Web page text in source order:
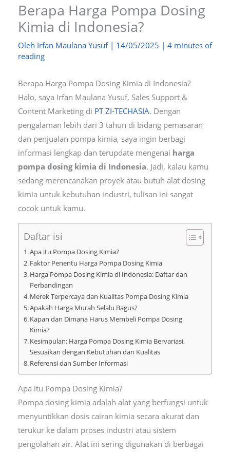
Berapa Harga Pompa Dosing
Kimia di Indonesia?
Oleh Irfan Maulana Yusuf | 14/05/2025 | 4 minutes of
reading
Berapa Harga Pompa Dosing Kimia di Indonesia?
Halo, saya Irfan Maulana Yusuf, Sales Support &
Content Marketing di PT ZI-TECHASIA. Dengan
pengalaman lebih dari 3 tahun di bidang pemasaran
dan penjualan pompa kimia, saya ingin berbagi
informasi lengkap dan terupdate mengenai harga
pompa dosing kimia di Indonesia. Jadi, kalau kamu
sedang merencanakan proyek atau butuh alat dosing
kimia untuk kebutuhan industri, tulisan ini sangat
cocok untuk kamu.
Daftar isi
Apa itu Pompa Dosing Kimia?
Faktor Penentu Harga Pompa Dosing Kimia
Harga Pompa Dosing Kimia di Indonesia: Daftar dan
Perbandingan
Merek Terpercaya dan Kualitas Pompa Dosing Kimia
Apakah Harga Murah Selalu Bagus?
Kapan dan Dimana Harus Membeli Pompa Dosing
Kimia?
Kesimpulan: Harga Pompa Dosing Kimia Bervariasi,
Sesuaikan dengan Kebutuhan dan Kualitas
Referensi dan Sumber Informasi
Apa itu Pompa Dosing Kimia?
Pompa dosing kimia adalah alat yang berfungsi untuk
menyuntikkan dosis cairan kimia secara akurat dan
terukur ke dalam proses industri atau sistem
pengolahan air. Alat ini sering digunakan di berbagai